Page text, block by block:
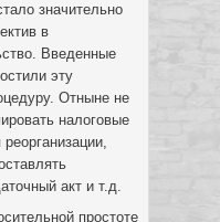
значительно
в
Введенные
эту
Отныне не
налоговые
акт и т.д.
простоте